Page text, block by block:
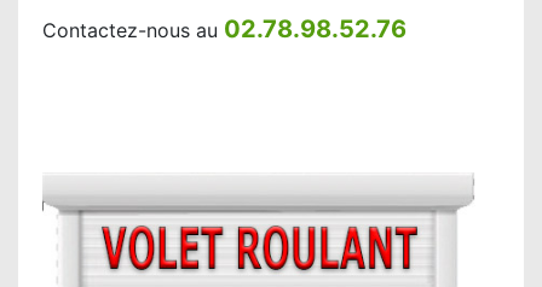
Contactez-nous au 02.78.98.52.76